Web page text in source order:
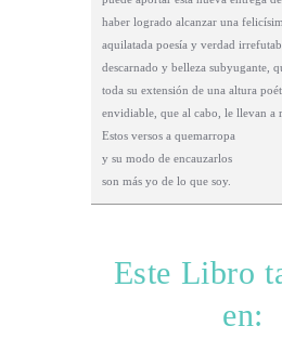
haber logrado alcanzar una
aquilatada poesía y verdad
descarnado y belleza subyugante,
toda su extensión de una altura
envidiable, que al cabo, le llevan a
Estos versos a quemarropa
y su modo de encauzarlos
son más yo de lo que soy.
Este Libro
en: